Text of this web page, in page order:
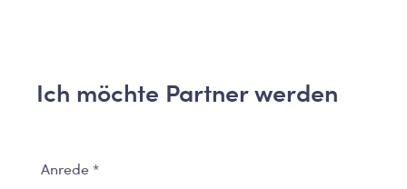
Ich möchte Partner werden
Anrede *